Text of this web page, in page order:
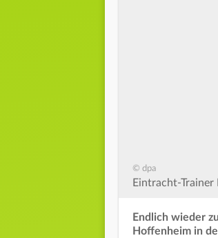
© dpa
Eintracht-
Endlich wieder
Hoffenheim in